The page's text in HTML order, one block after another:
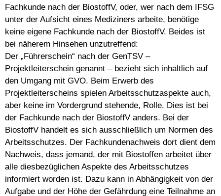
Fachkunde nach der BiostoffV, oder, wer nach dem IFSG
unter der Aufsicht eines Mediziners arbeite, benötige
keine eigene Fachkunde nach der BiostoffV. Beides ist
bei näherem Hinsehen unzutreffend:
Der „Führerschein“ nach der GenTSV –
Projektleiterschein genannt – bezieht sich inhaltlich auf
den Umgang mit GVO. Beim Erwerb des
Projektleiterscheins spielen Arbeitsschutzaspekte auch,
aber keine im Vordergrund stehende, Rolle. Dies ist bei
der Fachkunde nach der BiostoffV anders. Bei der
BiostoffV handelt es sich ausschließlich um Normen des
Arbeitsschutzes. Der Fachkundenachweis dort dient dem
Nachweis, dass jemand, der mit Biostoffen arbeitet über
alle diesbezüglichen Aspekte des Arbeitsschutzes
informiert worden ist. Dazu kann in Abhängigkeit von der
Aufgabe und der Höhe der Gefährdung eine Teilnahme an